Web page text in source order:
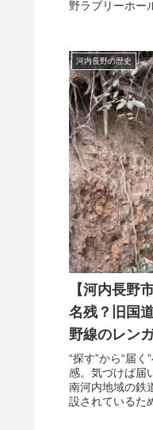
野ラブリーホー
河内長野の歴史
【河内長野
名残？旧国
野線のレン
“探す”から“届
感。気づけば届
南河内地域の鉄
設されているた